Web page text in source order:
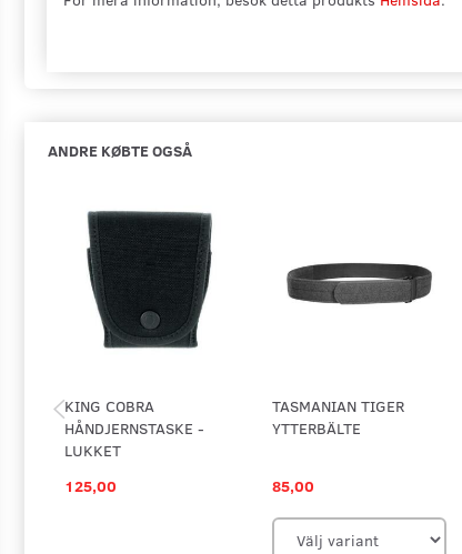
ANDRE KØBTE OGSÅ
KING COBRA
HÅNDJERNSTASKE -
LUKKET
125,00
TASMANIAN TIGER
YTTERBÄLTE
85,00